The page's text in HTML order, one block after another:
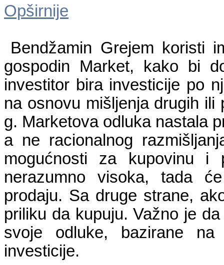
Opširnije
Bendžamin Grejem koristi
gospodin Market, kako bi
investitor bira investicije po
na osnovu mišljenja drugih
g. Marketova odluka nastala
a ne racionalnog
mogućnosti za kupovinu
nerazumno visoka, tada
prodaju. Sa druge strane,
priliku da kupuju. Važno je
svoje odluke, bazirane na
investicije.